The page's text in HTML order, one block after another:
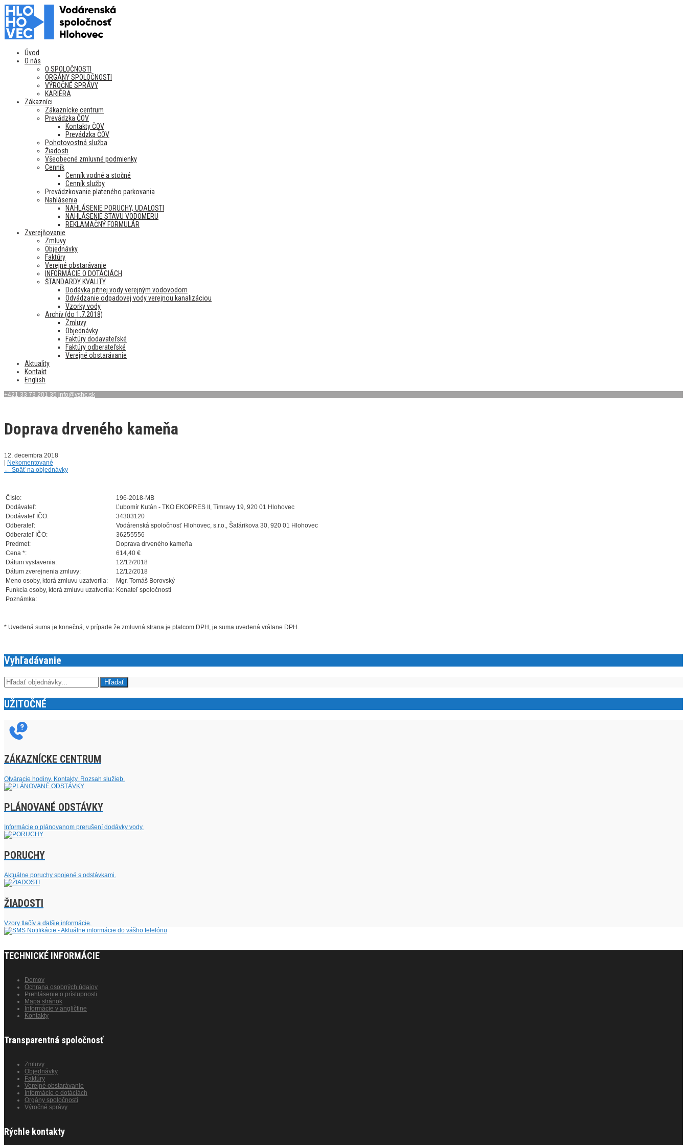
Úvod
O nás
O SPOLOČNOSTI
ORGÁNY SPOLOČNOSTI
VÝROČNÉ SPRÁVY
KARIÉRA
Zákazníci
Zákaznícke centrum
Prevádzka ČOV
Kontakty ČOV
Prevádzka ČOV
Pohotovostná služba
Žiadosti
Všeobecné zmluvné podmienky
Cenník
Cenník vodné a stočné
Cenník služby
Prevádzkovanie plateného parkovania
Nahlásenia
NAHLÁSENIE PORUCHY, UDALOSTI
NAHLÁSENIE STAVU VODOMERU
REKLAMAČNÝ FORMULÁR
Zverejňovanie
Zmluvy
Objednávky
Faktúry
Verejné obstarávanie
INFORMÁCIE O DOTÁCIÁCH
ŠTANDARDY KVALITY
Dodávka pitnej vody verejným vodovodom
Odvádzanie odpadovej vody verejnou kanalizáciou
Vzorky vody
Archív (do 1.7.2018)
Zmluvy
Objednávky
Faktúry dodavateľské
Faktúry odberateľské
Verejné obstarávanie
Aktuality
Kontakt
English
+421 33 73 201 35 info@vshc.sk
Doprava drveného kameňa
12. decembra 2018
Nekomentované
← Späť na objednávky
Číslo:
196-2018-MB
Dodávateľ:
Ľubomír Kután - TKO EKOPRES II, Timravy 19, 920 01 Hlohovec
Dodávateľ IČO:
34303120
Odberateľ:
Vodárenská spoločnosť Hlohovec, s.r.o., Šafárikova 30, 920 01 Hlohovec
Odberateľ IČO:
36255556
Predmet:
Doprava drveného kameňa
Cena *:
614,40 €
Dátum vystavenia:
12/12/2018
Dátum zverejnenia zmluvy:
12/12/2018
Meno osoby, ktorá zmluvu uzatvorila:
Mgr. Tomáš Borovský
Funkcia osoby, ktorá zmluvu uzatvorila: Konateľ spoločnosti
Poznámka:
* Uvedená suma je konečná, v prípade že zmluvná strana je platcom DPH, je suma uvedená vrátane DPH.
Vyhľadávanie
UŽITOČNÉ
ZÁKAZNÍCKE CENTRUM
Otváracie hodiny. Kontakty. Rozsah služieb.
PLÁNOVANÉ ODSTÁVKY
Informácie o plánovanom prerušení dodávky vody.
PORUCHY
Aktuálne poruchy spojené s odstávkami.
ŽIADOSTI
Vzory tlačív a ďalšie informácie.
TECHNICKÉ INFORMÁCIE
Domov
Ochrana osobných údajov
Prehlásenie o prístupnosti
Mapa stránok
Informácie v angličtine
Kontakty
Transparentná spoločnosť
Zmluvy
Objednávky
Faktúry
Verejné obstarávanie
Informácie o dotáciách
Orgány spoločnosti
Výročné správy
Rýchle kontakty